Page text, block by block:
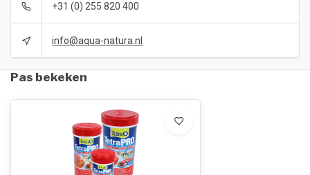
+31 (0) 255 820 400
info@aqua-natura.nl
Pas bekeken